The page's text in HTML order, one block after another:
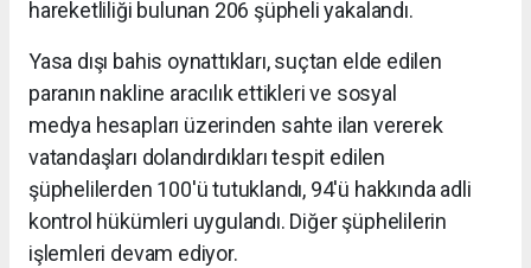
hareketliliği bulunan 206 şüpheli yakalandı.
Yasa dışı bahis oynattıkları, suçtan elde edilen
paranın nakline aracılık ettikleri ve sosyal
medya hesapları üzerinden sahte ilan vererek
vatandaşları dolandırdıkları tespit edilen
şüphelilerden 100'ü tutuklandı, 94'ü hakkında adli
kontrol hükümleri uygulandı. Diğer şüphelilerin
işlemleri devam ediyor.